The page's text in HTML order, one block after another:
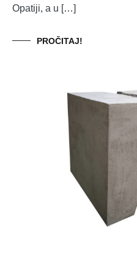
Opatiji, a u […]
PROČITAJ!